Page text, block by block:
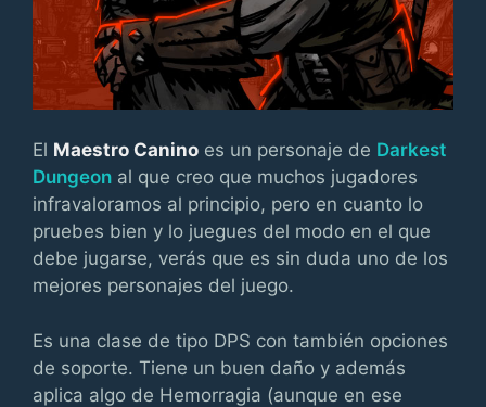
El Maestro Canino es un personaje de Darkest
Dungeon al que creo que muchos jugadores
infravaloramos al principio, pero en cuanto lo
pruebes bien y lo juegues del modo en el que
debe jugarse, verás que es sin duda uno de los
mejores personajes del juego.
Es una clase de tipo DPS con también opciones
de soporte. Tiene un buen daño y además
aplica algo de Hemorragia (aunque en ese